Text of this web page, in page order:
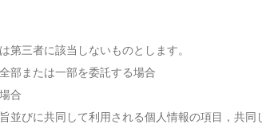
第三者に該当しないものとします。
部または一部を委託する場合
合
びに共同して利用される個人情報の項目，共同